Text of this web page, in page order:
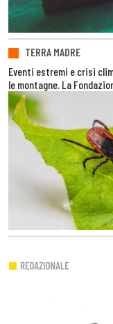
TERRA MADRE
Eventi estremi e crisi
le montagne. La